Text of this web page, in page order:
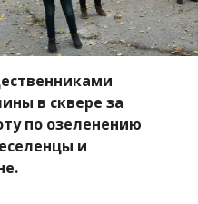
в сквере за
по озеленению
и